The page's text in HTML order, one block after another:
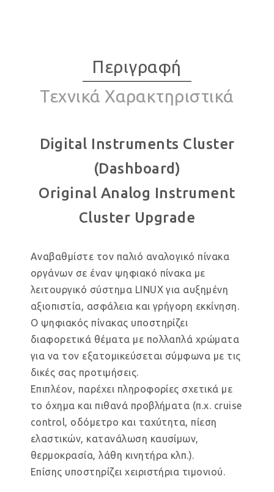
Περιγραφή
Τεχνικά Χαρακτηριστικά
Digital Instruments Cluster
(Dashboard)
Original Analog Instrument
Cluster Upgrade
Αναβαθμίστε τον παλιό αναλογικό πίνακα
οργάνων σε έναν ψηφιακό πίνακα με
λειτουργικό σύστημα LINUX για αυξημένη
αξιοπιστία, ασφάλεια και γρήγορη εκκίνηση.
Ο ψηφιακός πίνακας υποστηρίζει
διαφορετικά θέματα με πολλαπλά χρώματα
για να τον εξατομικεύσεται σύμφωνα με τις
δικές σας προτιμήσεις.
Επιπλέον, παρέχει πληροφορίες σχετικά με
το όχημα και πιθανά προβλήματα (π.χ. cruise
control, οδόμετρο και ταχύτητα, πίεση
ελαστικών, κατανάλωση καυσίμων,
θερμοκρασία, λάθη κινητήρα κλπ.).
Επίσης υποστηρίζει χειριστήρια τιμονιού.